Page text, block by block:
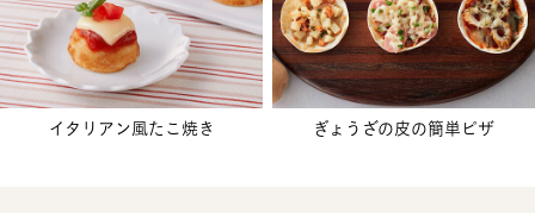
イタリアン風たこ焼き ぎょうざの皮の簡単ピザ